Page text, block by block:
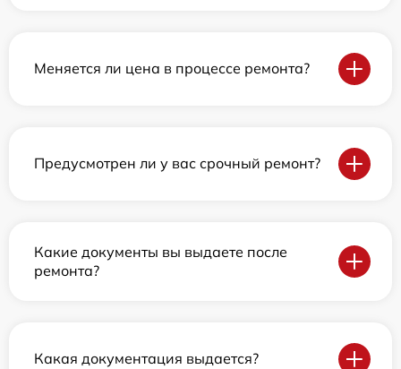
Меняется ли цена в процессе ремонта?
Предусмотрен ли у вас срочный ремонт?
Какие документы вы выдаете после
ремонта?
Какая документация выдается?